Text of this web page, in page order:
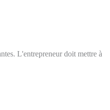
L'entrepreneur doit mettre à